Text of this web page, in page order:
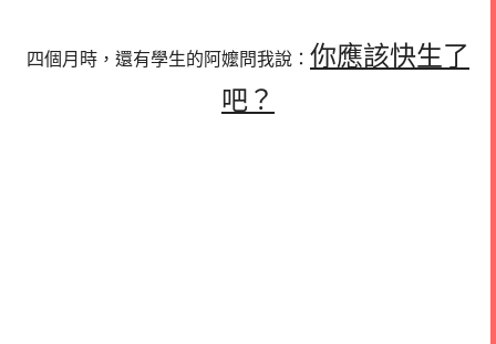
四個月時，還有學生的阿嬤問我說： 你應該快生了
吧？